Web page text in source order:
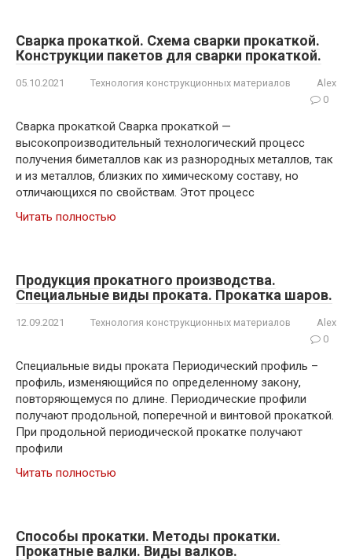
Сварка прокаткой. Схема сварки прокаткой.
Конструкции пакетов для сварки прокаткой.
05.10.2021 Технология конструкционных материалов
Alex
0
Сварка прокаткой Сварка прокаткой —
высокопроизводительный технологический процесс
получения биметаллов как из разнородных металлов, так
и из металлов, близких по химическому составу, но
отличающихся по свойствам. Этот процесс
Читать полностью
Продукция прокатного производства.
Специальные виды проката. Прокатка шаров.
12.09.2021 Технология конструкционных материалов
Alex
0
Специальные виды проката Периодический профиль –
профиль, изменяющийся по определенному закону,
повторяющемуся по длине. Периодические профили
получают продольной, поперечной и винтовой прокаткой.
При продольной периодической прокатке получают
профили
Читать полностью
Способы прокатки. Методы прокатки.
Прокатные валки. Виды валков.